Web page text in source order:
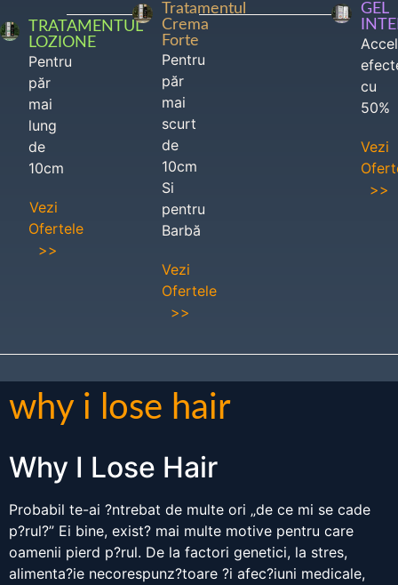
TRATAMENTUL
LOZIONE
Pentru
păr
mai
lung
de
10cm
Vezi
Ofertele
>>
Tratamentul
Crema
Forte
Pentru
păr
mai
scurt
de
10cm
Si
pentru
Barbă
Vezi
Ofertele
>>
GEL
cu
50%
Vezi
>>
why i lose hair
Why I Lose Hair
Probabil te-ai ?ntrebat de multe ori „de ce mi se cade
p?rul?” Ei bine, exist? mai multe motive pentru care
oamenii pierd p?rul. De la factori genetici, la stres,
alimenta?ie necorespunz?toare ?i afec?iuni medicale,